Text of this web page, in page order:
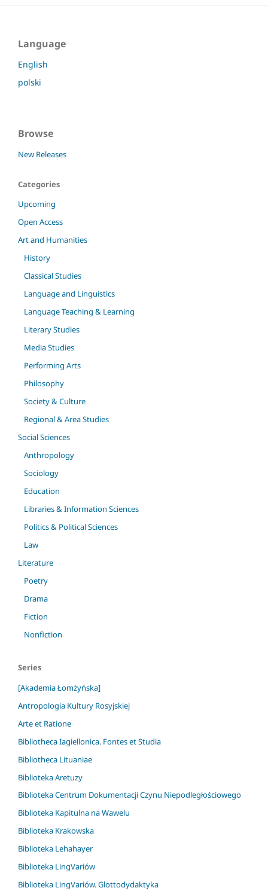
Language
English
polski
Browse
New Releases
Categories
Upcoming
Open Access
Art and Humanities
History
Classical Studies
Language and Linguistics
Language Teaching & Learning
Literary Studies
Media Studies
Performing Arts
Philosophy
Society & Culture
Regional & Area Studies
Social Sciences
Anthropology
Sociology
Education
Libraries & Information Sciences
Politics & Political Sciences
Law
Literature
Poetry
Drama
Fiction
Nonfiction
Series
[Akademia Łomżyńska]
Antropologia Kultury Rosyjskiej
Arte et Ratione
Bibliotheca Iagiellonica. Fontes et Studia
Bibliotheca Lituaniae
Biblioteka Aretuzy
Biblioteka Centrum Dokumentacji Czynu Niepodległościowego
Biblioteka Kapitulna na Wawelu
Biblioteka Krakowska
Biblioteka Lehahayer
Biblioteka LingVariów
Biblioteka LingVariów. Glottodydaktyka